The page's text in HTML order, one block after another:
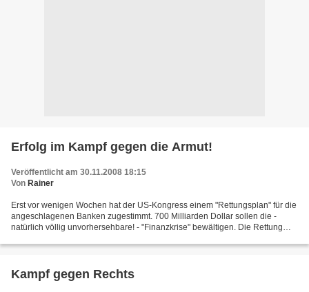
Erfolg im Kampf gegen die Armut!
Veröffentlicht am 30.11.2008 18:15
Von Rainer
Erst vor wenigen Wochen hat der US-Kongress einem "Rettungsplan" für die
angeschlagenen Banken zugestimmt. 700 Milliarden Dollar sollen die -
natürlich völlig unvorhersehbare! - "Finanzkrise" bewältigen. Die Rettung
Kampf gegen Rechts